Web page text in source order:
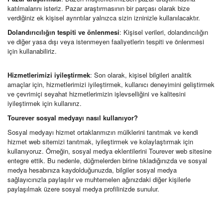
katılmalarını isteriz. Pazar araştırmasının bir parçası olarak bize
verdiğiniz ek kişisel ayrıntılar yalnızca sizin izninizle kullanılacaktır.
Dolandırıcılığın tespiti ve önlenmesi: Kişisel verileri, dolandırıcılığın
ve diğer yasa dışı veya istenmeyen faaliyetlerin tespiti ve önlenmesi
için kullanabiliriz.
Hizmetlerimizi iyileştirmek: Son olarak, kişisel bilgileri analitik
amaçlar için, hizmetlerimizi iyileştirmek, kullanıcı deneyimini geliştirmek
ve çevrimiçi seyahat hizmetlerimizin işlevselliğini ve kalitesini
iyileştirmek için kullanırız.
Tourever sosyal medyayı nasıl kullanıyor?
Sosyal medyayı hizmet ortaklarımızın mülklerini tanıtmak ve kendi
hizmet web sitemizi tanıtmak, iyileştirmek ve kolaylaştırmak için
kullanıyoruz. Örneğin, sosyal medya eklentilerini Tourever web sitesine
entegre ettik. Bu nedenle, düğmelerden birine tıkladığınızda ve sosyal
medya hesabınıza kaydolduğunuzda, bilgiler sosyal medya
sağlayıcınızla paylaşılır ve muhtemelen ağınızdaki diğer kişilerle
paylaşılmak üzere sosyal medya profilinizde sunulur.